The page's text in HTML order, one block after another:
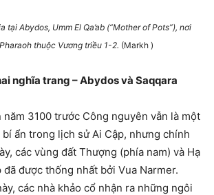
tại Abydos, Umm El Qa’ab (“Mother of Pots”), nơi
thuộc Vương triều 1-2. (Markh )
nghĩa trang – Abydos và Saqqara
năm 3100 trước Công nguyên vẫn là một
ẩn trong lịch sử Ai Cập, nhưng chính
các vùng đất Thượng (phía nam) và Hạ
đã được thống nhất bởi Vua Narmer.
các nhà khảo cổ nhận ra những ngôi